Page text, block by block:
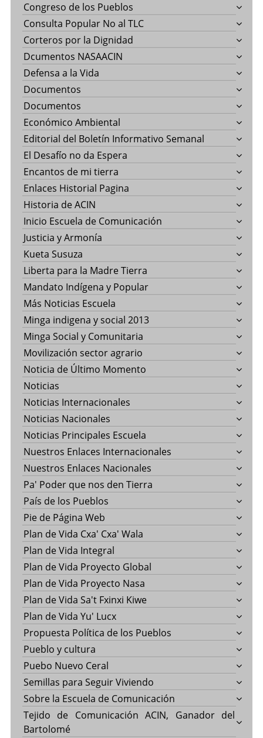
Congreso de los Pueblos
Consulta Popular No al TLC
Corteros por la Dignidad
Dcumentos NASAACIN
Defensa a la Vida
Documentos
Documentos
Económico Ambiental
Editorial del Boletín Informativo Semanal
El Desafío no da Espera
Encantos de mi tierra
Enlaces Historial Pagina
Historia de ACIN
Inicio Escuela de Comunicación
Justicia y Armonía
Kueta Susuza
Liberta para la Madre Tierra
Mandato Indígena y Popular
Más Noticias Escuela
Minga indigena y social 2013
Minga Social y Comunitaria
Movilización sector agrario
Noticia de Último Momento
Noticias
Noticias Internacionales
Noticias Nacionales
Noticias Principales Escuela
Nuestros Enlaces Internacionales
Nuestros Enlaces Nacionales
Pa' Poder que nos den Tierra
País de los Pueblos
Pie de Página Web
Plan de Vida Cxa' Cxa' Wala
Plan de Vida Integral
Plan de Vida Proyecto Global
Plan de Vida Proyecto Nasa
Plan de Vida Sa't Fxinxi Kiwe
Plan de Vida Yu' Lucx
Propuesta Política de los Pueblos
Pueblo y cultura
Puebo Nuevo Ceral
Semillas para Seguir Viviendo
Sobre la Escuela de Comunicación
Tejido de Comunicación ACIN, Ganador del
Bartolomé